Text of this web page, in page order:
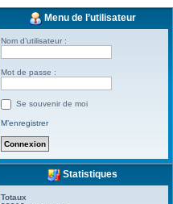
Menu de l’utilisateur
Nom d’utilisateur :
Mot de passe :
Se souvenir de moi
M’enregistrer
Statistiques
Totaux